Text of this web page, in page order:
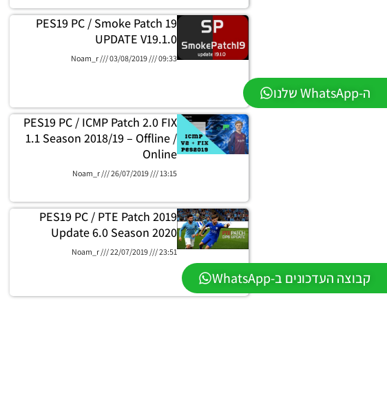
ה-WhatsApp שלנו
קבוצה העדכונים ב-WhatsApp
PES19 PC / Smoke Patch 19
UPDATE V19.1.0
Noam_r 03/08/2019 09:33
PES19 PC / ICMP Patch 2.0 FIX
1.1 Season 2018/19 – Offline /
Online
Noam_r 26/07/2019 13:15
PES19 PC / PTE Patch 2019
Update 6.0 Season 2020
Noam_r 22/07/2019 23:51